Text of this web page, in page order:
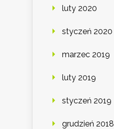
luty 2020
styczeń 2020
marzec 2019
luty 2019
styczeń 2019
grudzień 2018